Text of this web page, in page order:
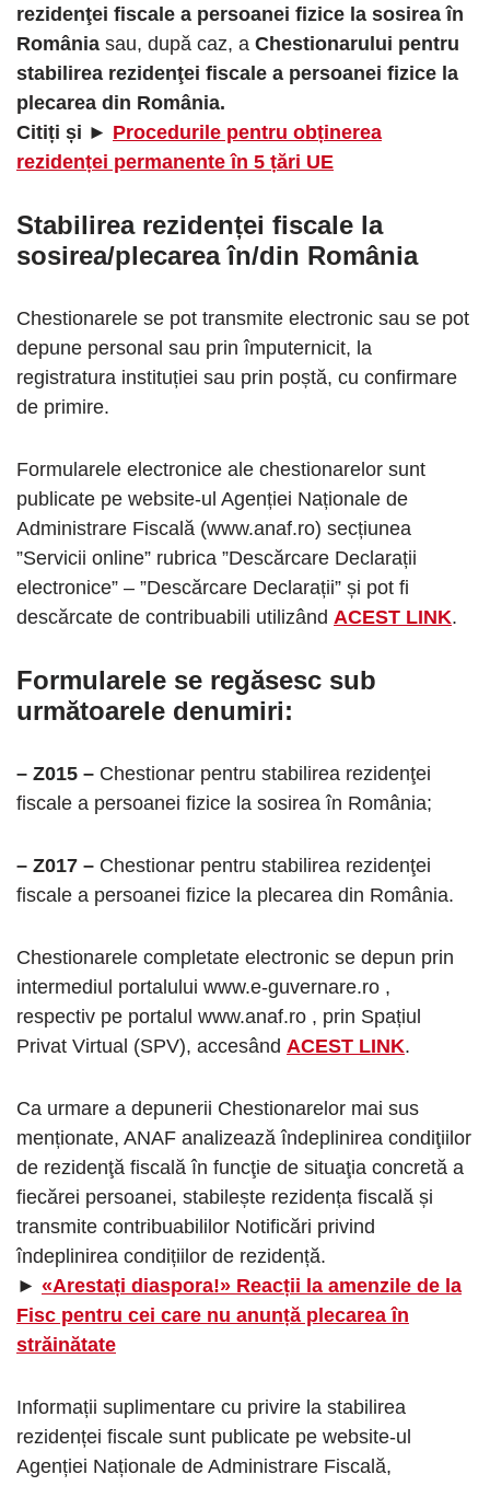
rezidenţei fiscale a persoanei fizice la sosirea în
România sau, după caz, a Chestionarului pentru
stabilirea rezidenţei fiscale a persoanei fizice la
plecarea din România.
Citiți și ► Procedurile pentru obținerea
rezidenței permanente în 5 țări UE
Stabilirea rezidenței fiscale la
sosirea/plecarea în/din România
Chestionarele se pot transmite electronic sau se pot
depune personal sau prin împuternicit, la
registratura instituției sau prin poștă, cu confirmare
de primire.
Formularele electronice ale chestionarelor sunt
publicate pe website-ul Agenției Naționale de
Administrare Fiscală (www.anaf.ro) secțiunea
”Servicii online” rubrica ”Descărcare Declarații
electronice” – ”Descărcare Declarații” și pot fi
descărcate de contribuabili utilizând ACEST LINK.
Formularele se regăsesc sub
următoarele denumiri:
– Z015 – Chestionar pentru stabilirea rezidenţei
fiscale a persoanei fizice la sosirea în România;
– Z017 – Chestionar pentru stabilirea rezidenţei
fiscale a persoanei fizice la plecarea din România.
Chestionarele completate electronic se depun prin
intermediul portalului www.e-guvernare.ro ,
respectiv pe portalul www.anaf.ro , prin Spațiul
Privat Virtual (SPV), accesând ACEST LINK.
Ca urmare a depunerii Chestionarelor mai sus
menționate, ANAF analizează îndeplinirea condiţiilor
de rezidenţă fiscală în funcţie de situaţia concretă a
fiecărei persoanei, stabilește rezidența fiscală și
transmite contribuabililor Notificări privind
îndeplinirea condițiilor de rezidență.
► «Arestați diaspora!» Reacții la amenzile de la
Fisc pentru cei care nu anunță plecarea în
străinătate
Informații suplimentare cu privire la stabilirea
rezidenței fiscale sunt publicate pe website-ul
Agenției Naționale de Administrare Fiscală,